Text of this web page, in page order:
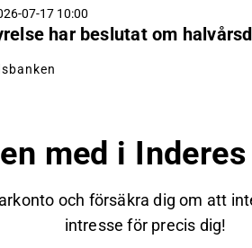
07-17 10:00
har beslutat om
med i
och försäkra dig om att
intresse för precis dig!